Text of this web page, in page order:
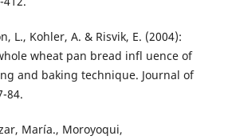
L., Kohler, A. & Risvik, E. (2004):
wheat pan bread infl uence of
and baking technique. Journal of
84.
María., Moroyoqui,